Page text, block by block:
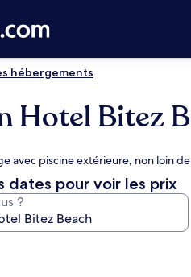
hébergements
Hotel Bitez
avec piscine extérieure, non loin
dates pour voir les prix
?